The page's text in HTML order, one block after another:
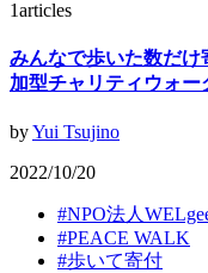
1articles
みんなで歩いた数だ
加型チャリティウォ
byYui Tsujino
2022/10/20
#NPO法人
#PEACE WALK
#歩いて寄付